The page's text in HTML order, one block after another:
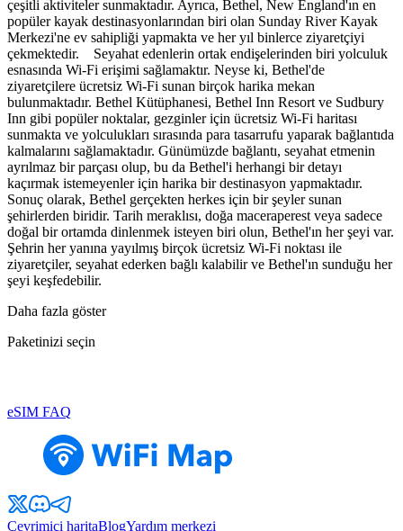
çeşitli aktiviteler sunmaktadır. Ayrıca, Bethel, New England'ın en
popüler kayak destinasyonlarından biri olan Sunday River Kayak
Merkezi'ne ev sahipliği yapmakta ve her yıl binlerce ziyaretçiyi
çekmektedir. Seyahat edenlerin ortak endişelerinden biri yolculuk
esnasında Wi-Fi erişimi sağlamaktır. Neyse ki, Bethel'de
ziyaretçilere ücretsiz Wi-Fi sunan birçok harika mekan
bulunmaktadır. Bethel Kütüphanesi, Bethel Inn Resort ve Sudbury
Inn gibi popüler noktalar, gezginler için ücretsiz Wi-Fi haritası
sunmakta ve yolculukları sırasında para tasarrufu yaparak bağlantıda
kalmalarını sağlamaktadır. Günümüzde bağlantı, seyahat etmenin
ayrılmaz bir parçası olup, bu da Bethel'i herhangi bir detayı
kaçırmak istemeyenler için harika bir destinasyon yapmaktadır.
Sonuç olarak, Bethel gerçekten herkes için bir şeyler sunan
şehirlerden biridir. Tarih meraklısı, doğa maceraperest veya sadece
doğal bir ortamda dinlenmek isteyen biri olun, Bethel'ın her şeyi var.
Şehrin her yanına yayılmış birçok ücretsiz Wi-Fi noktası ile
ziyaretçiler, seyahat ederken bağlı kalabilir ve Bethel'ın sunduğu her
şeyi keşfedebilir.
Daha fazla göster
Paketinizi seçin
eSIM FAQ
Çevrimiçi haritaBlogYardım merkezi